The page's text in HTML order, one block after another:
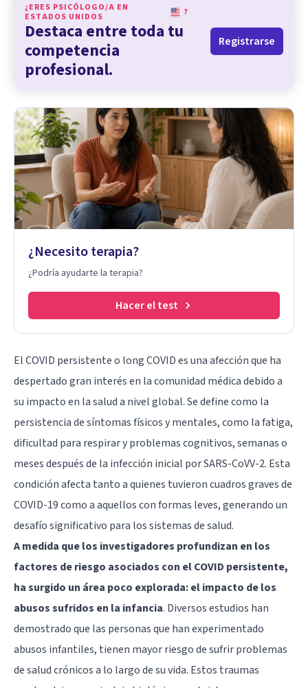
¿ERES PSICÓLOGO/A EN
ESTADOS UNIDOS
?
Destaca entre toda tu
competencia
profesional.
Registrarse
¿Necesito terapia?
¿Podría ayudarte la terapia?
Hacer el test
El COVID persistente o long COVID es una afección que ha
despertado gran interés en la comunidad médica debido a
su impacto en la salud a nivel global. Se define como la
persistencia de síntomas físicos y mentales, como la fatiga,
dificultad para respirar y problemas cognitivos, semanas o
meses después de la infección inicial por SARS-CoVV-2. Esta
condición afecta tanto a quienes tuvieron cuadros graves de
COVID-19 como a aquellos con formas leves, generando un
desafío significativo para los sistemas de salud.
A medida que los investigadores profundizan en los
factores de riesgo asociados con el COVID persistente,
ha surgido un área poco explorada: el impacto de los
abusos sufridos en la infancia. Diversos estudios han
demostrado que las personas que han experimentado
abusos infantiles, tienen mayor riesgo de sufrir problemas
de salud crónicos a lo largo de su vida. Estos traumas